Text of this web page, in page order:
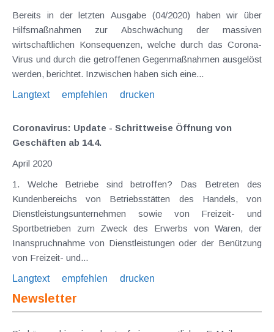
Bereits in der letzten Ausgabe (04/2020) haben wir über
Hilfsmaßnahmen zur Abschwächung der massiven
wirtschaftlichen Konsequenzen, welche durch das Corona-
Virus und durch die getroffenen Gegenmaßnahmen ausgelöst
werden, berichtet. Inzwischen haben sich eine...
Langtext
empfehlen drucken
Coronavirus: Update - Schrittweise Öffnung von
Geschäften ab 14.4.
April 2020
1. Welche Betriebe sind betroffen? Das Betreten des
Kundenbereichs von Betriebsstätten des Handels, von
Dienstleistungsunternehmen sowie von Freizeit- und
Sportbetrieben zum Zweck des Erwerbs von Waren, der
Inanspruchnahme von Dienstleistungen oder der Benützung
von Freizeit- und...
Langtext
empfehlen drucken
Newsletter